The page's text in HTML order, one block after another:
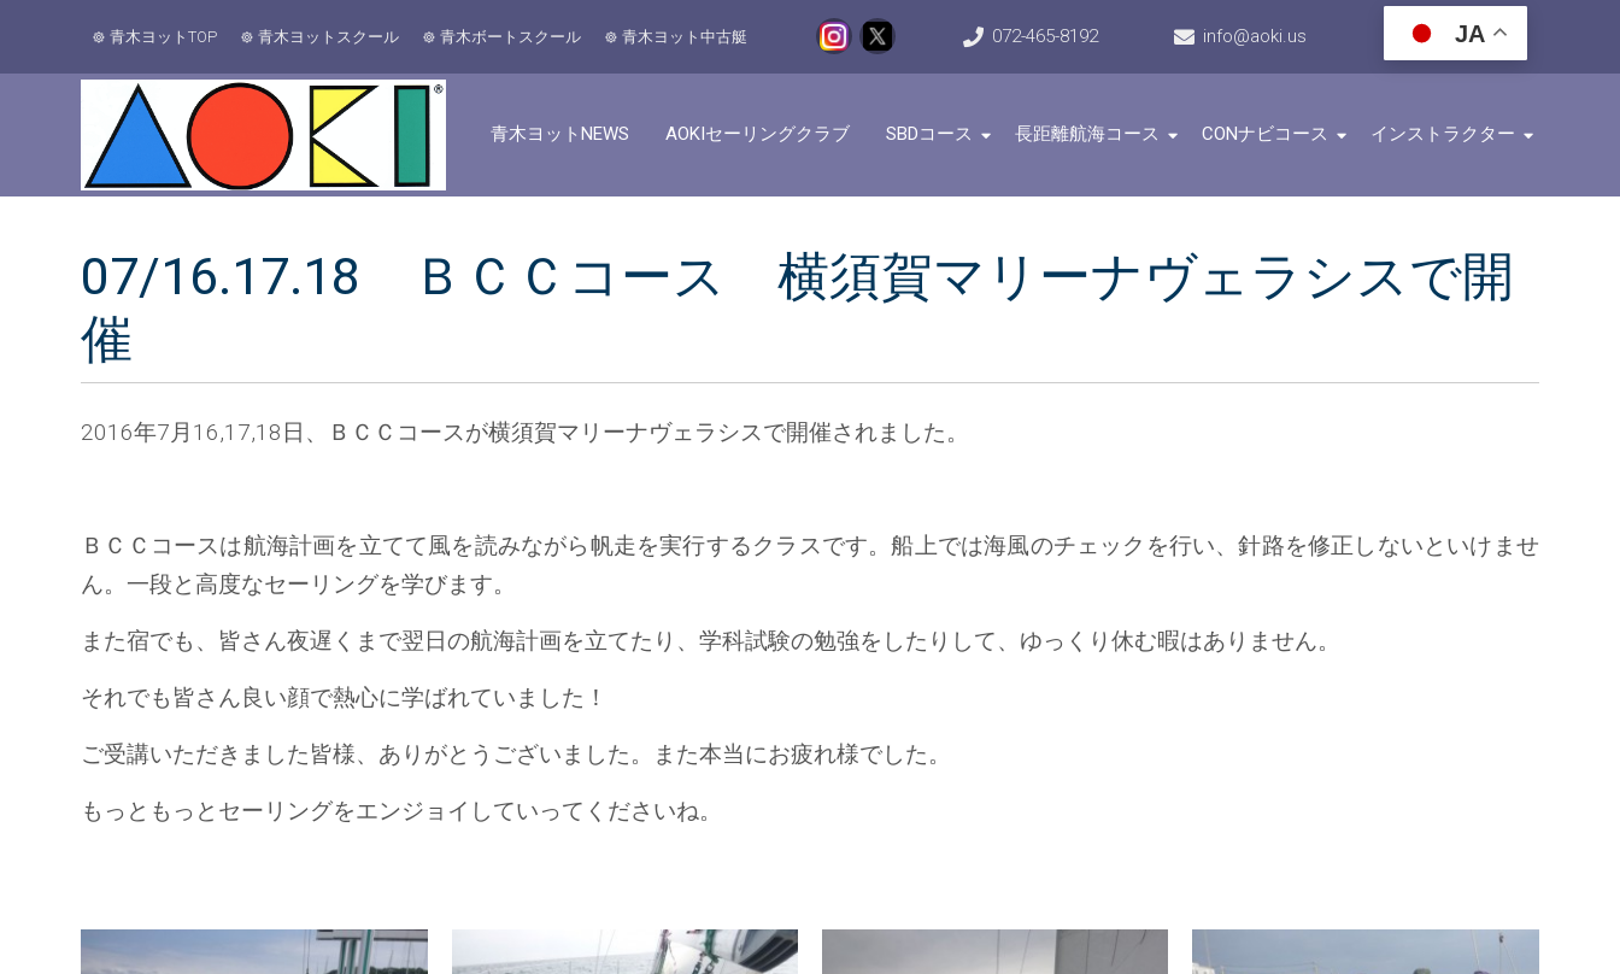
青木ヨットTOP 青木ヨットスクール 青木ボートスクール 青木ヨット中古艇 072-465-8192 info@aoki.us JA
青木ヨットNEWS AOKIセーリングクラブ SBDコース 長距離航海コース CONナビコース インストラクター
07/16.17.18 ＢＣＣコース 横須賀マリーナヴェラシスで開
催
2016年7月16,17,18日、ＢＣＣコースが横須賀マリーナヴェラシスで開催されました。
ＢＣＣコースは航海計画を立てて風を読みながら帆走を実行するクラスです。船上では海風のチェックを行い、針路を修正しないといけませ
ん。一段と高度なセーリングを学びます。
また宿でも、皆さん夜遅くまで翌日の航海計画を立てたり、学科試験の勉強をしたりして、ゆっくり休む暇はありません。
それでも皆さん良い顔で熱心に学ばれていました！
ご受講いただきました皆様、ありがとうございました。また本当にお疲れ様でした。
もっともっとセーリングをエンジョイしていってくださいね。